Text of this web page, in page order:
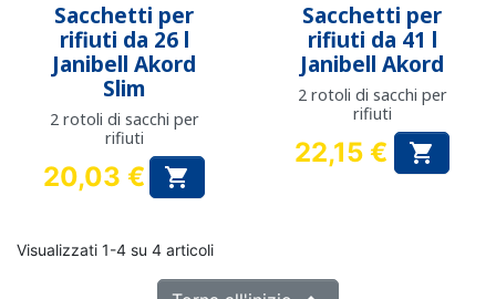
Sacchetti per
rifiuti da 26 l
Janibell Akord
Slim
2 rotoli di sacchi per
rifiuti
Prezzo
20,03 € 
Sacchetti per
rifiuti da 41 l
Janibell Akord
2 rotoli di sacchi per
rifiuti
Prezzo
22,15 € 
Visualizzati 1-4 su 4 articoli